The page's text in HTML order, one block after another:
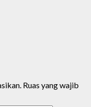
Ruas yang wajib